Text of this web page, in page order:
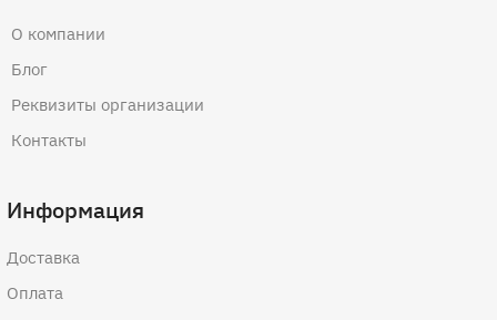
О компании
Блог
Реквизиты организации
Контакты
Информация
Доставка
Оплата